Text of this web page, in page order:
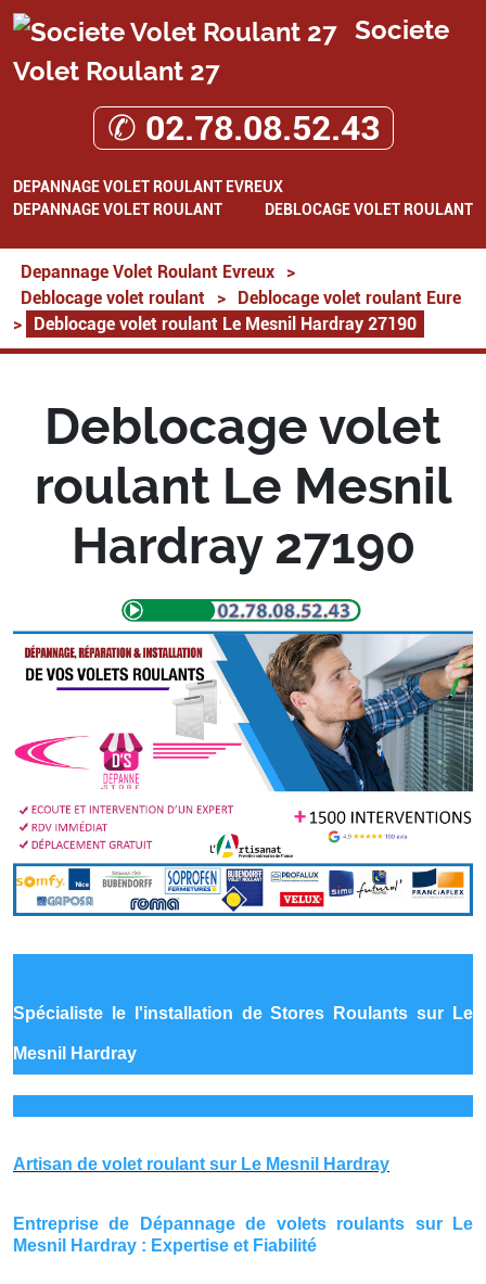
Societe
Volet Roulant 27
✆ 02.78.08.52.43
DEPANNAGE VOLET ROULANT EVREUX
DEPANNAGE VOLET ROULANT
DEBLOCAGE VOLET ROULANT
Depannage Volet Roulant Evreux
>
Deblocage volet roulant
>
Deblocage volet roulant Eure
>
Deblocage volet roulant Le Mesnil Hardray 27190
Deblocage volet
roulant Le Mesnil
Hardray 27190
Spécialiste le l'installation de Stores Roulants sur Le
Mesnil Hardray
Artisan de volet roulant sur Le Mesnil Hardray
Entreprise de Dépannage de volets roulants sur Le
Mesnil Hardray : Expertise et Fiabilité